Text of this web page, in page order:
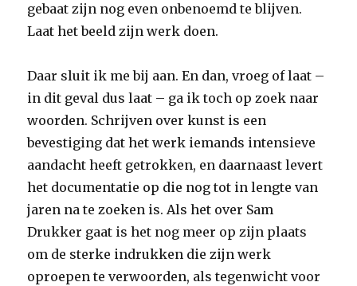
gebaat zijn nog even onbenoemd te blijven.
Laat het beeld zijn werk doen.
Daar sluit ik me bij aan. En dan, vroeg of laat –
in dit geval dus laat – ga ik toch op zoek naar
woorden. Schrijven over kunst is een
bevestiging dat het werk iemands intensieve
aandacht heeft getrokken, en daarnaast levert
het documentatie op die nog tot in lengte van
jaren na te zoeken is. Als het over Sam
Drukker gaat is het nog meer op zijn plaats
om de sterke indrukken die zijn werk
oproepen te verwoorden, als tegenwicht voor